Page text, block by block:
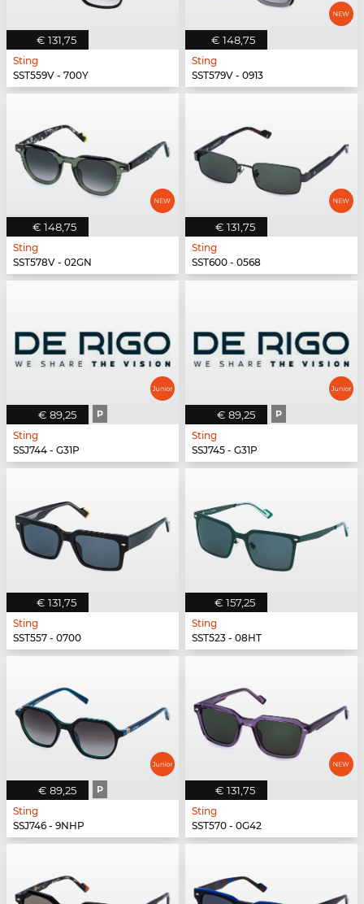
€ 131,75
Sting
SST559V - 700Y
€ 148,75
Sting
SST579V - 0913
€ 148,75
Sting
SST578V - 02GN
€ 131,75
Sting
SST600 - 0568
€ 89,25 P
Sting
SSJ744 - G31P
€ 89,25 P
Sting
SSJ745 - G31P
€ 131,75
Sting
SST557 - 0700
€ 157,25
Sting
SST523 - 08HT
€ 89,25 P
Sting
SSJ746 - 9NHP
€ 131,75
Sting
SST570 - 0G42